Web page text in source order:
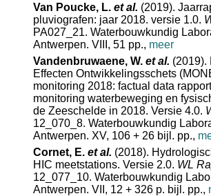
Van Poucke, L. et al. (2019).
pluviografen: jaar 2018. versie 1.0.
PA027_21. Waterbouwkundig
Antwerpen. VIII, 51 pp., meer
Vandenbruwaene, W. et al. (2019).
Effecten Ontwikkelingsschets
monitoring 2018: factual data
monitoring waterbeweging en
de Zeeschelde in 2018. Versie 4.0.
12_070_8. Waterbouwkundig
Antwerpen. XV, 106 + 26 bijl. pp.,
Cornet, E. et al. (2018).
HIC meetstations. Versie 2.0. WL
12_077_10. Waterbouwkundig
Antwerpen. VII, 12 + 326 p. bijl. pp.,